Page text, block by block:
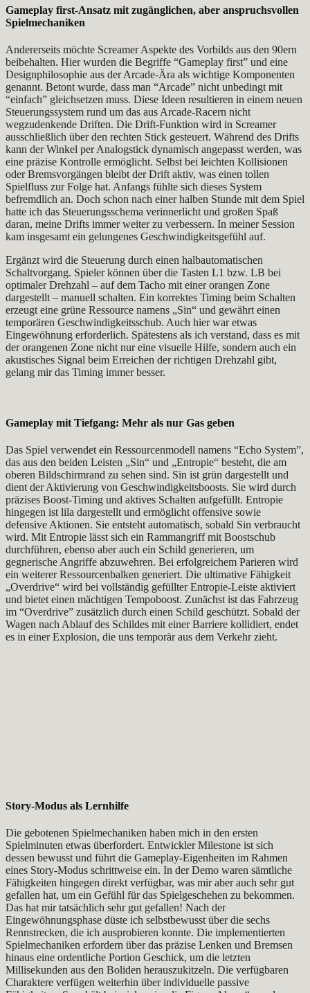
Gameplay first-Ansatz mit zugänglichen, aber anspruchsvollen
Spielmechaniken
Andererseits möchte Screamer Aspekte des Vorbilds aus den 90ern
beibehalten. Hier wurden die Begriffe “Gameplay first” und eine
Designphilosophie aus der Arcade-Ära als wichtige Komponenten
genannt. Betont wurde, dass man “Arcade” nicht unbedingt mit
“einfach” gleichsetzen muss. Diese Ideen resultieren in einem neuen
Steuerungssystem rund um das aus Arcade-Racern nicht
wegzudenkende Driften. Die Drift-Funktion wird in Screamer
ausschließlich über den rechten Stick gesteuert. Während des Drifts
kann der Winkel per Analogstick dynamisch angepasst werden, was
eine präzise Kontrolle ermöglicht. Selbst bei leichten Kollisionen
oder Bremsvorgängen bleibt der Drift aktiv, was einen tollen
Spielfluss zur Folge hat. Anfangs fühlte sich dieses System
befremdlich an. Doch schon nach einer halben Stunde mit dem Spiel
hatte ich das Steuerungsschema verinnerlicht und großen Spaß
daran, meine Drifts immer weiter zu verbessern. In meiner Session
kam insgesamt ein gelungenes Geschwindigkeitsgefühl auf.
Ergänzt wird die Steuerung durch einen halbautomatischen
Schaltvorgang. Spieler können über die Tasten L1 bzw. LB bei
optimaler Drehzahl – auf dem Tacho mit einer orangen Zone
dargestellt – manuell schalten. Ein korrektes Timing beim Schalten
erzeugt eine grüne Ressource namens „Sin“ und gewährt einen
temporären Geschwindigkeitsschub. Auch hier war etwas
Eingewöhnung erforderlich. Spätestens als ich verstand, dass es mit
der orangenen Zone nicht nur eine visuelle Hilfe, sondern auch ein
akustisches Signal beim Erreichen der richtigen Drehzahl gibt,
gelang mir das Timing immer besser.
Gameplay mit Tiefgang: Mehr als nur Gas geben
Das Spiel verwendet ein Ressourcenmodell namens “Echo System”,
das aus den beiden Leisten „Sin“ und „Entropie“ besteht, die am
oberen Bildschirmrand zu sehen sind. Sin ist grün dargestellt und
dient der Aktivierung von Geschwindigkeitsboosts. Sie wird durch
präzises Boost-Timing und aktives Schalten aufgefüllt. Entropie
hingegen ist lila dargestellt und ermöglicht offensive sowie
defensive Aktionen. Sie entsteht automatisch, sobald Sin verbraucht
wird. Mit Entropie lässt sich ein Rammangriff mit Boostschub
durchführen, ebenso aber auch ein Schild generieren, um
gegnerische Angriffe abzuwehren. Bei erfolgreichem Parieren wird
ein weiterer Ressourcenbalken generiert. Die ultimative Fähigkeit
„Overdrive“ wird bei vollständig gefüllter Entropie-Leiste aktiviert
und bietet einen mächtigen Tempoboost. Zunächst ist das Fahrzeug
im “Overdrive” zusätzlich durch einen Schild geschützt. Sobald der
Wagen nach Ablauf des Schildes mit einer Barriere kollidiert, endet
es in einer Explosion, die uns temporär aus dem Verkehr zieht.
Story-Modus als Lernhilfe
Die gebotenen Spielmechaniken haben mich in den ersten
Spielminuten etwas überfordert. Entwickler Milestone ist sich
dessen bewusst und führt die Gameplay-Eigenheiten im Rahmen
eines Story-Modus schrittweise ein. In der Demo waren sämtliche
Fähigkeiten hingegen direkt verfügbar, was mir aber auch sehr gut
gefallen hat, um ein Gefühl für das Spielgeschehen zu bekommen.
Das hat mir tatsächlich sehr gut gefallen! Nach der
Eingewöhnungsphase düste ich selbstbewusst über die sechs
Rennstrecken, die ich ausprobieren konnte. Die implementierten
Spielmechaniken erfordern über das präzise Lenken und Bremsen
hinaus eine ordentliche Portion Geschick, um die letzten
Millisekunden aus den Boliden herauszukitzeln. Die verfügbaren
Charaktere verfügen weiterhin über individuelle passive